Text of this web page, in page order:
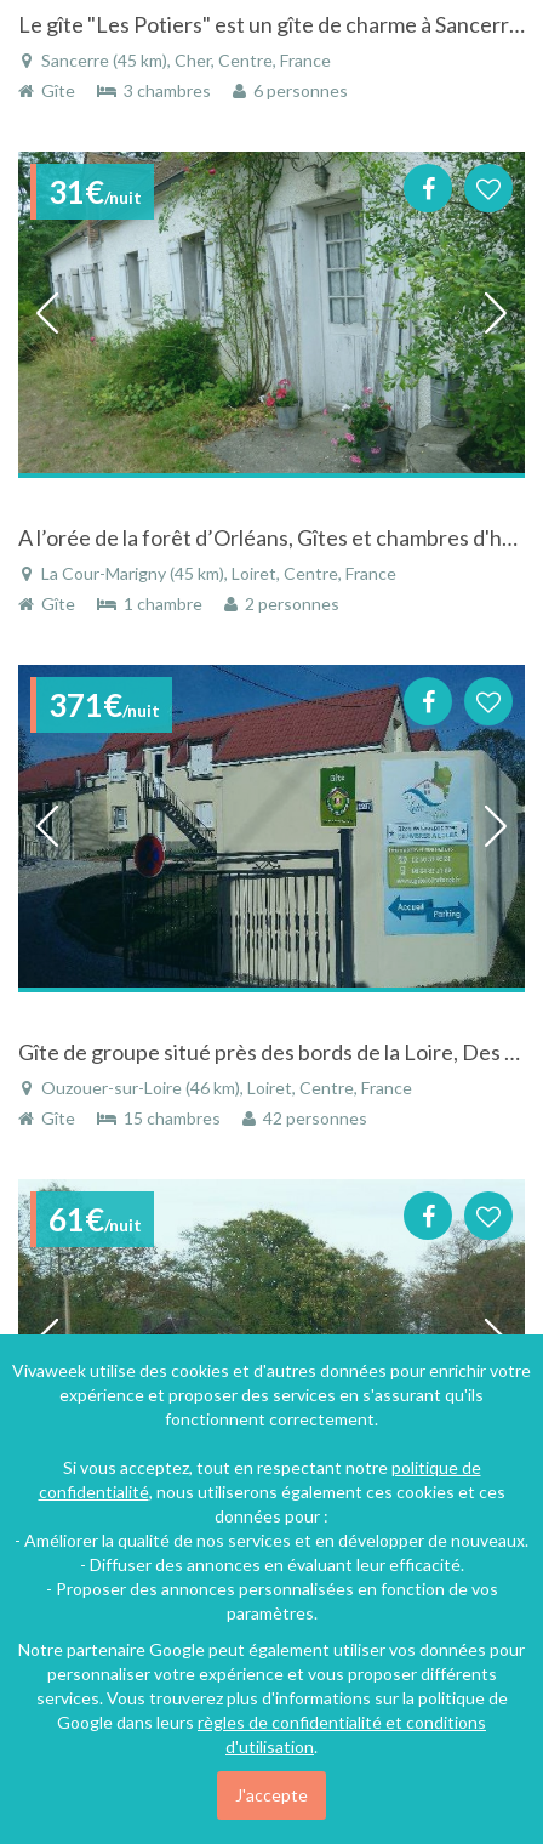
Le gîte "Les Potiers" est un gîte de charme à Sancerre, classé 3 épis gîtes de France
Sancerre (45 km), Cher, Centre, France
Gîte
3 chambres 6 personnes
31€/nuit
A l’orée de la forêt d’Orléans, Gîtes et chambres d'hôtes
La Cour-Marigny (45 km), Loiret, Centre, France
Gîte
1 chambre 2 personnes
371€/nuit
Gîte de groupe situé près des bords de la Loire, Des chateaux et de la forêt d'Orléans
Ouzouer-sur-Loire (46 km), Loiret, Centre, France
Gîte
15 chambres 42 personnes
61€/nuit
Saint-Julien-du-Sault (47 km), Yonne, Bourgogne, Bourgogne-Franche-Comté, France
Vivaweek utilise des cookies et d'autres données pour enrichir votre
expérience et proposer des services en s'assurant qu'ils
fonctionnent correctement.
Si vous acceptez, tout en respectant notrepolitique de
confidentialité, nous utiliserons également ces cookies et ces
données pour :
- Améliorer la qualité de nos services et en développer de nouveaux.
- Diffuser des annonces en évaluant leur efficacité.
- Proposer des annonces personnalisées en fonction de vos
paramètres.
Notre partenaire Google peut également utiliser vos données pour
personnaliser votre expérience et vous proposer différents
services. Vous trouverez plus d'informations sur la politique de
Google dans leurs règles de confidentialité et conditions
d'utilisation.
J'accepte